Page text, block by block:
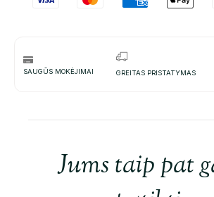
SAUGŪS MOKĖJIMAI GREITAS PRISTATYMAS
Jums taip pat